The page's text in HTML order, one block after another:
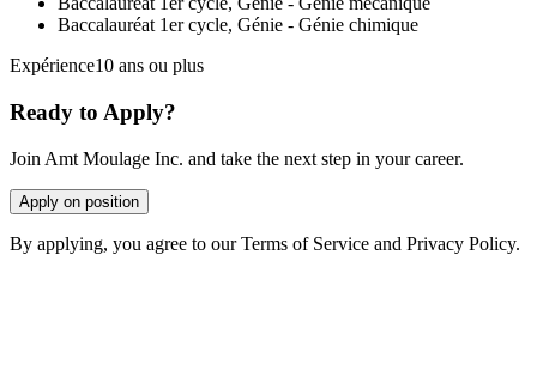
Baccalauréat 1er cycle, Génie - Génie chimique
Expérience10 ans ou plus
Ready to Apply?
Join Amt Moulage Inc. and take the next step in your career.
Apply on position
By applying, you agree to our Terms of Service and Privacy Policy.